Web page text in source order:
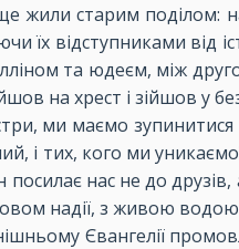
старим поділом: на
їх відступниками від
та юдеєм, між
на хрест і зійшов у
ми маємо
і тих, кого ми
посилає нас не до
надії, з живою
Євангелії